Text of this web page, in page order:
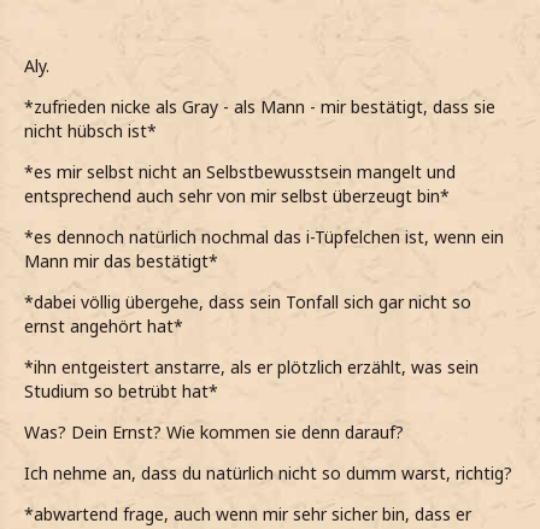
Aly.
*zufrieden nicke als Gray - als Mann - mir bestätigt, dass sie
nicht hübsch ist*
*es mir selbst nicht an Selbstbewusstsein mangelt und
entsprechend auch sehr von mir selbst überzeugt bin*
*es dennoch natürlich nochmal das i-Tüpfelchen ist, wenn ein
Mann mir das bestätigt*
*dabei völlig übergehe, dass sein Tonfall sich gar nicht so
ernst angehört hat*
*ihn entgeistert anstarre, als er plötzlich erzählt, was sein
Studium so betrübt hat*
Was? Dein Ernst? Wie kommen sie denn darauf?
Ich nehme an, dass du natürlich nicht so dumm warst, richtig?
*abwartend frage, auch wenn mir sehr sicher bin, dass er